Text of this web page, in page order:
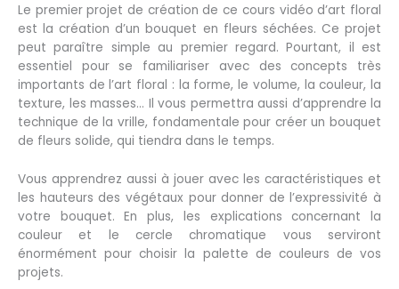
Le premier projet de création de ce cours vidéo d’art floral
est la création d’un bouquet en fleurs séchées. Ce projet
peut paraître simple au premier regard. Pourtant, il est
essentiel pour se familiariser avec des concepts très
importants de l’art floral : la forme, le volume, la couleur, la
texture, les masses… Il vous permettra aussi d’apprendre la
technique de la vrille, fondamentale pour créer un bouquet
de fleurs solide, qui tiendra dans le temps.
Vous apprendrez aussi à jouer avec les caractéristiques et
les hauteurs des végétaux pour donner de l’expressivité à
votre bouquet. En plus, les explications concernant la
couleur et le cercle chromatique vous serviront
énormément pour choisir la palette de couleurs de vos
projets.